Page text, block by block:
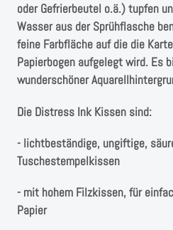
oder Gefrierbeutel o.ä.) tupfen
Wasser aus der Sprühflasche
feine Farbfläche auf die die
Papierbogen aufgelegt wird. Es
wunderschöner
Die Distress Ink Kissen sind:
- lichtbeständige, ungiftige,
Tuschestempelkissen
- mit hohem Filzkissen, für
Papier